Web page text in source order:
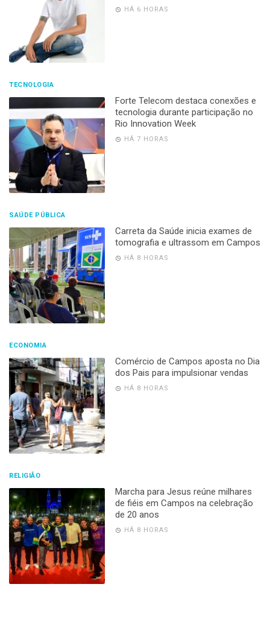
HÁ 6 HORAS
TECNOLOGIA
Forte Telecom destaca conexões e
tecnologia durante participação no
Rio Innovation Week
HÁ 7 HORAS
SAÚDE PÚBLICA
Carreta da Saúde inicia exames de
tomografia e ultrassom em Campos
HÁ 8 HORAS
ECONOMIA
Comércio de Campos aposta no Dia
dos Pais para impulsionar vendas
HÁ 8 HORAS
RELIGIÃO
Marcha para Jesus reúne milhares
de fiéis em Campos na celebração
de 20 anos
HÁ 8 HORAS